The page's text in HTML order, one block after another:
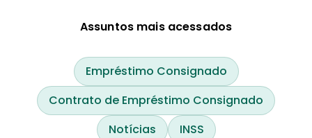
Assuntos mais acessados
Empréstimo Consignado
Contrato de Empréstimo Consignado
Notícias
INSS